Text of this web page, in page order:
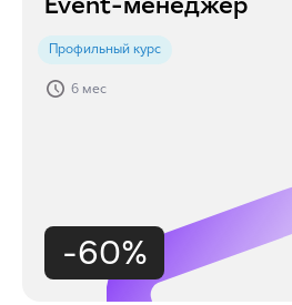
Event-менеджер
Профильный курс
6 мес
-60%